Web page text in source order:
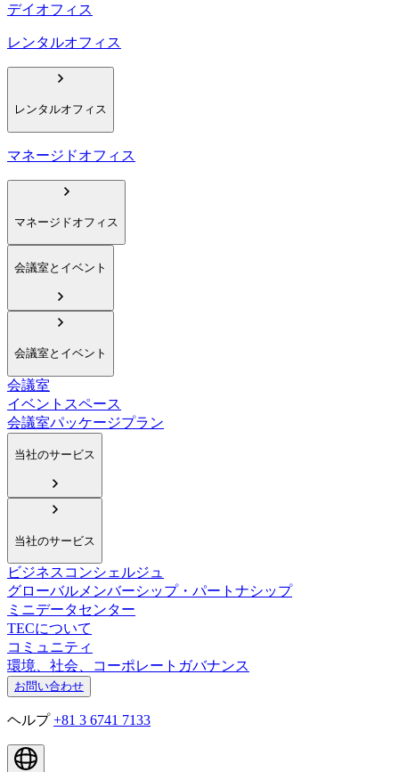
デイオフィス
レンタルオフィス
レンタルオフィス
マネージドオフィス
マネージドオフィス
会議室とイベント
会議室とイベント
会議室
イベントスペース
会議室パッケージプラン
当社のサービス
当社のサービス
ビジネスコンシェルジュ
グローバルメンバーシップ・パートナシップ
ミニデータセンター
TECについて
コミュニティ
環境、社会、コーポレートガバナンス
お問い合わせ
ヘルプ +81 3 6741 7133